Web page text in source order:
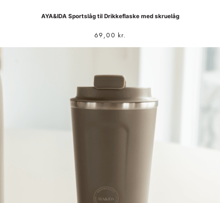
AYA&IDA Sportslåg til Drikkeflaske med skruelåg
69,00 kr.